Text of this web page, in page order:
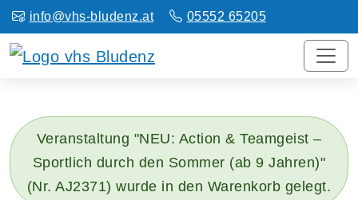
info@vhs-bludenz.at 05552 65205
Veranstaltung "NEU: Action & Teamgeist –
Sportlich durch den Sommer (ab 9 Jahren)"
(Nr. AJ2371) wurde in den Warenkorb gelegt.